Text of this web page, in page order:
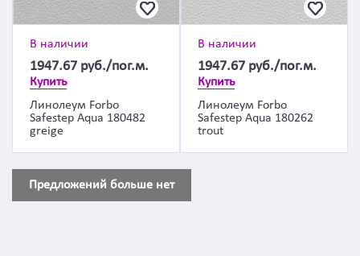
В наличии
1947.67 руб./пог.м.
Купить
Линолеум Forbo
Safestep Aqua 180482
greige
В наличии
1947.67 руб./пог.м.
Купить
Линолеум Forbo
Safestep Aqua 180262
trout
Предложений больше нет